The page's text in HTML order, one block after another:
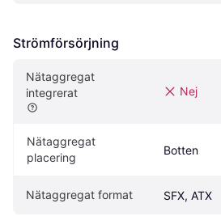
Strömförsörjning
Nätaggregat
integrerat
Nej
Nätaggregat
placering
Botten
Nätaggregat format SFX, ATX